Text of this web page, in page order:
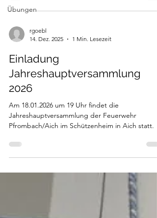
Übungen
rgoebl
14. Dez. 2025
1 Min. Lesezeit
Einladung
Jahreshauptversammlung
2026
Am 18.01.2026 um 19 Uhr findet die
Jahreshauptversammlung der Feuerwehr
Pfrombach/Aich im Schützenheim in Aich statt.